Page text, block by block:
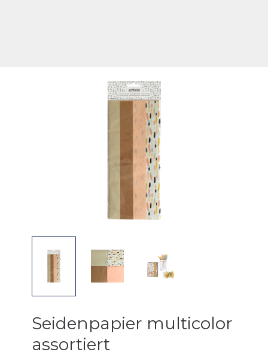
Seidenpapier multicolor
assortiert